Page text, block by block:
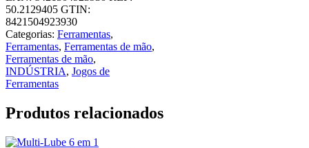
50.2129405 GTIN:
8421504923930
Categorias: Ferramentas,
Ferramentas, Ferramentas de mão,
Ferramentas de mão,
INDÚSTRIA, Jogos de
Ferramentas
Produtos relacionados